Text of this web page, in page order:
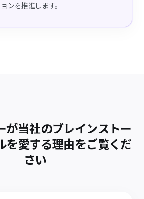
ンを推進します。
が当社のブレインストー
を愛する理由をご覧くだ
さい